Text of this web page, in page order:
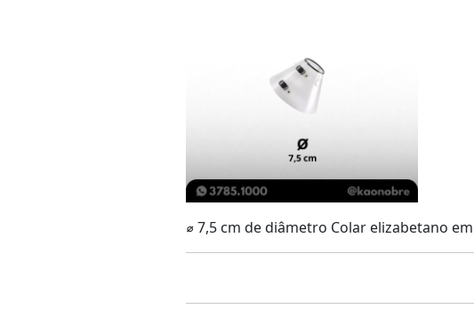
⌀ 7,5 cm de diâmetro Colar elizabetano